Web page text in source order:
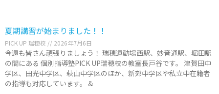
夏期講習が始まりました！！
PICK UP 瑞穂校 2026年7月6日
今週も皆さん頑張りましょう！ 瑞穂運動場西駅、妙音通駅、堀田駅
の間にある 個別指導塾PICK UP瑞穂校の教室長戸谷です。 津賀田中
学区、田光中学区、萩山中学区のほか、新郊中学区や私立中在籍者
の指導も対応しています。 &